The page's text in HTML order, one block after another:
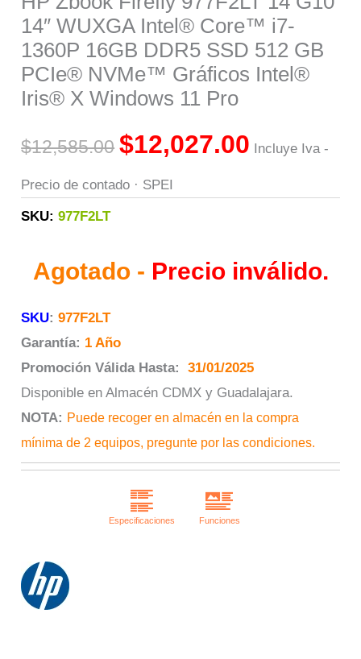
14″ WUXGA Intel® Core™ i7-
1360P 16GB DDR5 SSD 512 GB
PCIe® NVMe™ Gráficos Intel®
Iris® X Windows 11 Pro
$12,585.00 $12,027.00 Incluye Iva -
Precio de contado · SPEI
SKU:977F2LT
Agotado - Precio inválido.
SKU:977F2LT
Garantía: 1 Año
Promoción Válida Hasta:
31/01/2025
Disponible en Almacén CDMX y Guadalajara.
NOTA: Puede recoger en almacén en la compra
mínima de 2 equipos, pregunte por las condiciones.